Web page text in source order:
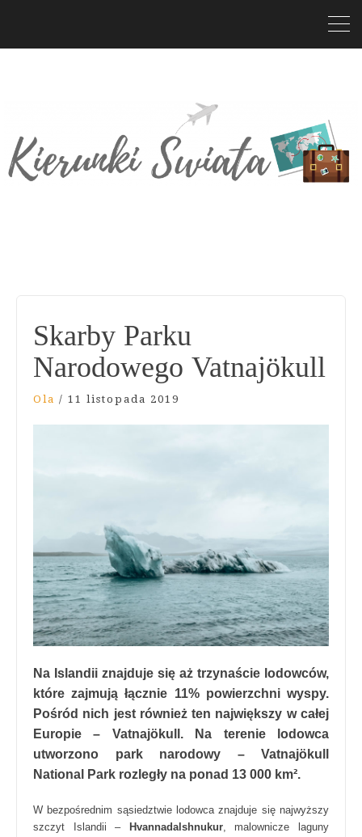
Skarby Parku
Narodowego Vatnajökull
Ola / 11 listopada 2019
Na Islandii znajduje się aż trzynaście lodowców,
które zajmują łącznie 11% powierzchni wyspy.
Pośród nich jest również ten największy w całej
Europie – Vatnajökull. Na terenie lodowca
utworzono park narodowy – Vatnajökull
National Park rozległy na ponad 13 000 km².
W bezpośrednim sąsiedztwie lodowca znajduje się najwyższy
szczyt Islandii –Hvannadalshnukur, malownicze laguny